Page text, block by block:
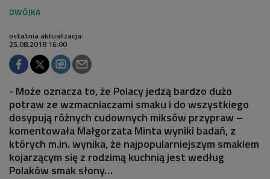
ostatnia aktualizacja:
25.08.2018 16:00
- Może oznacza to, że Polacy jedzą bardzo dużo
potraw ze wzmacniaczami smaku i do wszystkiego
dosypują różnych cudownych miksów przypraw –
komentowała Małgorzata Minta wyniki badań, z
których m.in. wynika, że najpopularniejszym smakiem
kojarzącym się z rodzimą kuchnią jest według
Polaków smak słony…